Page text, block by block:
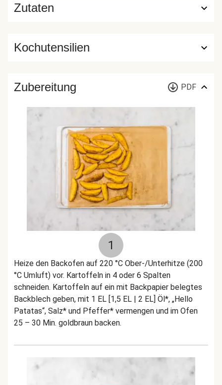
Zutaten
Kochutensilien
Zubereitung PDF
1
Heize den Backofen auf 220 °C Ober-/Unterhitze (200
°C Umluft) vor. Kartoffeln in 4 oder 6 Spalten
schneiden. Kartoffeln auf ein mit Backpapier belegtes
Backblech geben, mit 1 EL [1,5 EL | 2 EL] Öl*, „Hello
Patatas“, Salz* und Pfeffer* vermengen und im Ofen
25 – 30 Min. goldbraun backen.